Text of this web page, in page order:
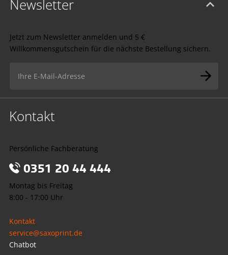
Newsletter
Jetzt zum Newsletter anmelden und 5 €
Willkommensgutschein für die nächste Bestellung sichern.
Kontakt
Persönliche Fachberatung
0351 20 44 444
Montag bis Freitag
8:00 - 17:00 Uhr
Kontakt
service@saxoprint.de
Chatbot